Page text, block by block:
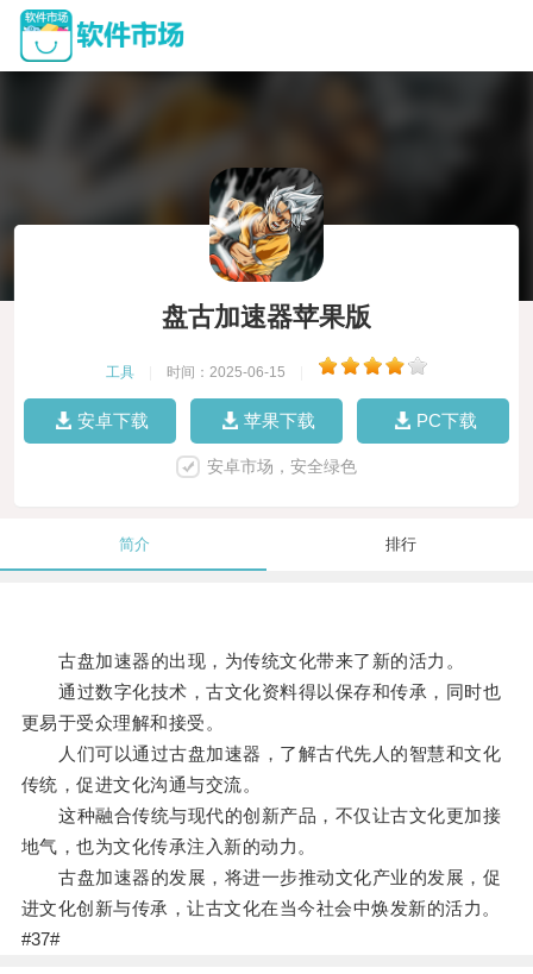
盘古加速器苹果版
工具 时间：2025-06-15
安卓下载 苹果下载 PC下载
安卓市场，安全绿色
简介 排行
古盘加速器的出现，为传统文化带来了新的活力。
通过数字化技术，古文化资料得以保存和传承，同时也
更易于受众理解和接受。
人们可以通过古盘加速器，了解古代先人的智慧和文化
传统，促进文化沟通与交流。
这种融合传统与现代的创新产品，不仅让古文化更加接
地气，也为文化传承注入新的动力。
古盘加速器的发展，将进一步推动文化产业的发展，促
进文化创新与传承，让古文化在当今社会中焕发新的活力。
#37#